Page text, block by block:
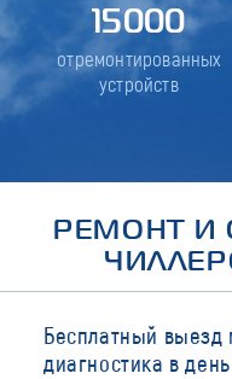
15000
отремонтированных
устройств
РЕМОНТ И
Бесплатный выезд
диагностика в